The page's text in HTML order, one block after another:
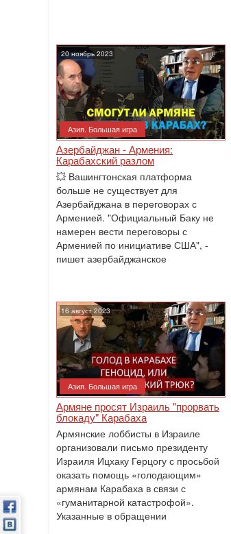
20 ноябрь 2023
Азия. Большая игра
Азербайджан - Армения:
Карабахский разлом
💥 Вашингтонская платформа
больше не существует для
Азербайджана в переговорах с
Арменией. "Официальный Баку не
намерен вести переговоры с
Арменией по инициативе США", -
пишет азербайджанское
16 август 2023
Азия. Большая игра
Армяне просят Израиль "прорвать
блокаду" Карабаха
Армянские лоббисты в Израиле
организовали письмо президенту
Израиля Ицхаку Герцогу с просьбой
оказать помощь «голодающим»
армянам Карабаха в связи с
«гуманитарной катастрофой».
Указанные в обращении